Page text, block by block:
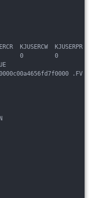
KJUSERCW  KJUSERPR
0         0         0
.FV